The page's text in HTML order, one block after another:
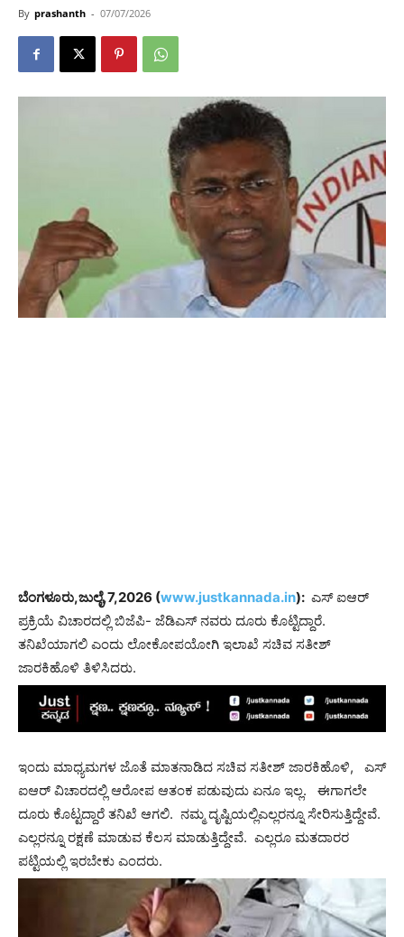
By prashanth - 07/07/2026
ಬೆಂಗಳೂರು,ಜುಲೈ,7,2026 (www.justkannada.in): ಎಸ್ ಐಆರ್
ಪ್ರಕ್ರಿಯೆ ವಿಚಾರದಲ್ಲಿ ಬಿಜೆಪಿ- ಜೆಡಿಎಸ್ ನವರು ದೂರು ಕೊಟ್ಟಿದ್ದಾರೆ.
ತನಿಖೆಯಾಗಲಿ ಎಂದು ಲೋಕೋಪಯೋಗಿ ಇಲಾಖೆ ಸಚಿವ ಸತೀಶ್
ಜಾರಕಿಹೊಳಿ ತಿಳಿಸಿದರು.
ಇಂದು ಮಾಧ್ಯಮಗಳ ಜೊತೆ ಮಾತನಾಡಿದ ಸಚಿವ ಸತೀಶ್ ಜಾರಕಿಹೊಳಿ, ಎಸ್
ಐಆರ್ ವಿಚಾರದಲ್ಲಿ ಆರೋಪ ಆತಂಕ ಪಡುವುದು ಏನೂ ಇಲ್ಲ. ಈಗಾಗಲೇ
ದೂರು ಕೊಟ್ಟದ್ದಾರೆ ತನಿಖೆ ಆಗಲಿ. ನಮ್ಮ ದೃಷ್ಟಿಯಲ್ಲಿಎಲ್ಲರನ್ನೂ ಸೇರಿಸುತ್ತಿದ್ದೇವೆ.
ಎಲ್ಲರನ್ನೂ ರಕ್ಷಣೆ ಮಾಡುವ ಕೆಲಸ ಮಾಡುತ್ತಿದ್ದೇವೆ. ಎಲ್ಲರೂ ಮತದಾರರ
ಪಟ್ಟಿಯಲ್ಲಿ ಇರಬೇಕು ಎಂದರು.